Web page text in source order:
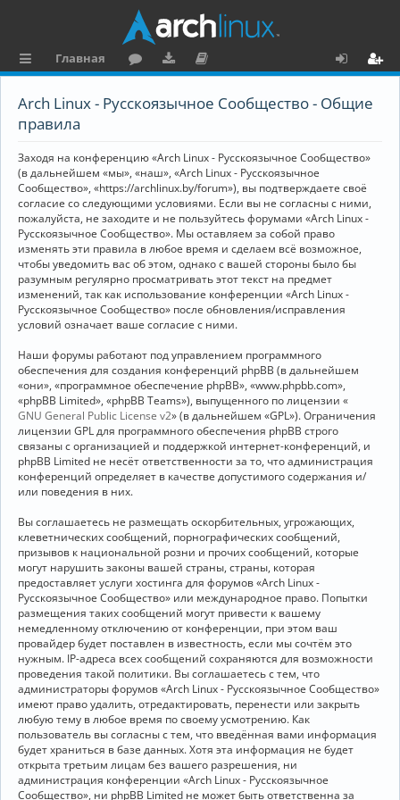
ы
к
и
Главная
ру
ру
и
ку
е
н
та
ц
и
я
о
Arch Linux - Русскоязычное Сообщество - Общие
правила
Заходя на конференцию «Arch Linux - Русскоязычное Сообщество»
(в дальнейшем «мы», «наш», «Arch Linux - Русскоязычное
Сообщество», «https://archlinux.by/forum»), вы подтверждаете своё
согласие со следующими условиями. Если вы не согласны с ними,
пожалуйста, не заходите и не пользуйтесь форумами «Arch Linux -
Русскоязычное Сообщество». Мы оставляем за собой право
изменять эти правила в любое время и сделаем всё возможное,
чтобы уведомить вас об этом, однако с вашей стороны было бы
разумным регулярно просматривать этот текст на предмет
изменений, так как использование конференции «Arch Linux -
Русскоязычное Сообщество» после обновления/исправления
условий означает ваше согласие с ними.
Наши форумы работают под управлением программного
обеспечения для создания конференций phpBB (в дальнейшем
«они», «программное обеспечение phpBB», «www.phpbb.com»,
«phpBB Limited», «phpBB Teams»), выпущенного по лицензии «
GNU General Public License v2» (в дальнейшем «GPL»). Ограничения
лицензии GPL для программного обеспечения phpBB строго
связаны с организацией и поддержкой интернет-конференций, и
phpBB Limited не несёт ответственности за то, что администрация
конференций определяет в качестве допустимого содержания и/
или поведения в них.
Вы соглашаетесь не размещать оскорбительных, угрожающих,
клеветнических сообщений, порнографических сообщений,
призывов к национальной розни и прочих сообщений, которые
могут нарушить законы вашей страны, страны, которая
предоставляет услуги хостинга для форумов «Arch Linux -
Русскоязычное Сообщество» или международное право. Попытки
размещения таких сообщений могут привести к вашему
немедленному отключению от конференции, при этом ваш
провайдер будет поставлен в известность, если мы сочтём это
нужным. IP-адреса всех сообщений сохраняются для возможности
проведения такой политики. Вы соглашаетесь с тем, что
администраторы форумов «Arch Linux - Русскоязычное Сообщество»
имеют право удалить, отредактировать, перенести или закрыть
любую тему в любое время по своему усмотрению. Как
пользователь вы согласны с тем, что введённая вами информация
будет храниться в базе данных. Хотя эта информация не будет
открыта третьим лицам без вашего разрешения, ни
администрация конференции «Arch Linux - Русскоязычное
Сообщество», ни phpBB Limited не может быть ответственна за